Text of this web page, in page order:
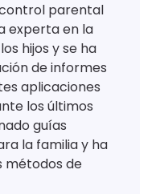
parental
experta en la
hijos y se ha
de informes
aplicaciones
los últimos
guías
la familia y ha
métodos de